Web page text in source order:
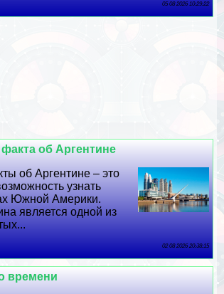
05 08 2026 10:29:22
об Аргентине
об Аргентине – это
узнать
Южной Америки.
является одной из
02 08 2026 20:38:15
времени